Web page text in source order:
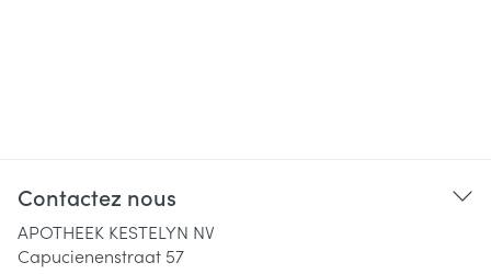
Contactez nous
APOTHEEK KESTELYN NV
Capucienenstraat 57